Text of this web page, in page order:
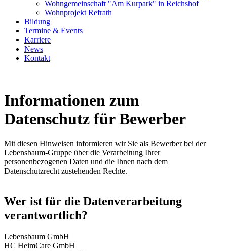
Wohngemeinschaft "Am Kurpark" in Reichshof
Wohnprojekt Refrath
Bildung
Termine & Events
Karriere
News
Kontakt
Informationen zum
Datenschutz für Bewerber
Mit diesen Hinweisen informieren wir Sie als Bewerber bei der
Lebensbaum-Gruppe über die Verarbeitung Ihrer
personenbezogenen Daten und die Ihnen nach dem
Datenschutzrecht zustehenden Rechte.
Wer ist für die Datenverarbeitung
verantwortlich?
Lebensbaum GmbH
HC HeimCare GmbH